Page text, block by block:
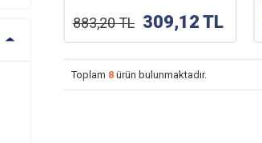
883,20TL 309,12 TL
Toplam 8 ürün bulunmaktadır.